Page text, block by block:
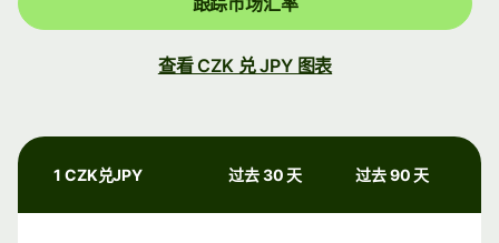
查看 CZK 兑 JPY 图表
1 CZK兑JPY 过去 30 天 过去 90 天